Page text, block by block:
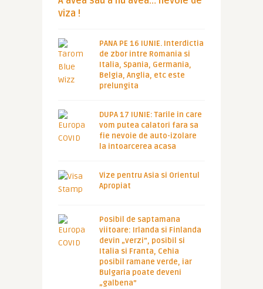
viza !
PANA PE 16 IUNIE. Interdictia
de zbor intre Romania si
Italia, Spania, Germania,
Belgia, Anglia, etc este
prelungita
DUPA 17 IUNIE: Tarile in care
vom putea calatori fara sa
fie nevoie de auto-izolare
la intoarcerea acasa
Vize pentru Asia si Orientul
Apropiat
Posibil de saptamana
viitoare: Irlanda si Finlanda
devin „verzi”, posibil si
Italia si Franta, Cehia
posibil ramane verde, iar
Bulgaria poate deveni
„galbena”